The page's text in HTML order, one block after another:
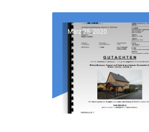
März 25, 2020